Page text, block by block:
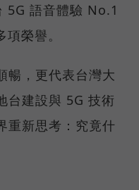
5G 語音體驗 No.1
榮譽。
暢，更代表台灣大
台建設與 5G 技術
重新思考：究竟什